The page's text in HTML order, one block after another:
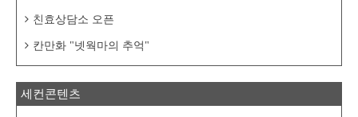
친효상담소 오픈
칸만화 "넷웍마의 추억"
세컨콘텐츠